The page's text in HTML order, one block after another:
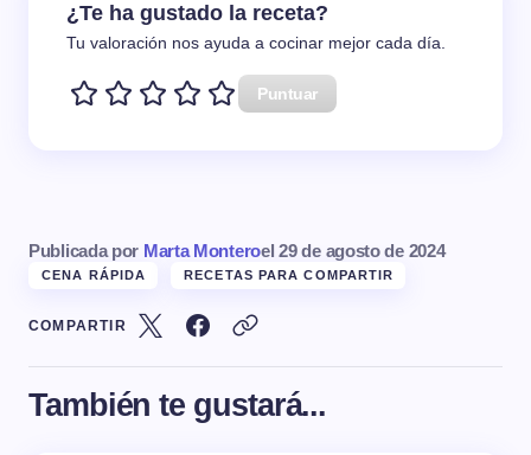
¿Te ha gustado la receta?
Tu valoración nos ayuda a cocinar mejor cada día.
Puntuar
Publicada por Marta Monteroel 29 de agosto de 2024
CENA RÁPIDA RECETAS PARA COMPARTIR
COMPARTIR
También te gustará...